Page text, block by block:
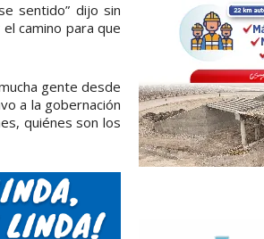
sentido” dijo sin
camino para que
gente desde
a la gobernación
quiénes son los